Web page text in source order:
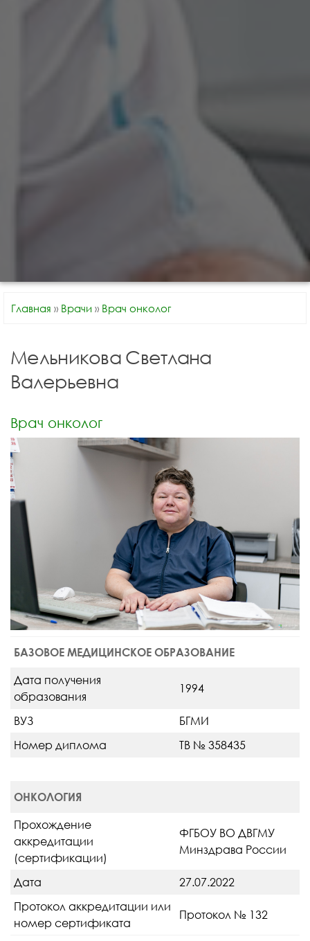
Главная » Врачи » Врач онколог
Мельникова Светлана
Валерьевна
Врач онколог
БАЗОВОЕ МЕДИЦИНСКОЕ ОБРАЗОВАНИЕ
Дата получения
образования
1994
ВУЗ
БГМИ
Номер диплома
ТВ № 358435
ОНКОЛОГИЯ
Прохождение
аккредитации
(сертификации)
ФГБОУ ВО ДВГМУ
Минздрава России
Дата
27.07.2022
Протокол аккредитации или
номер сертификата
Протокол № 132